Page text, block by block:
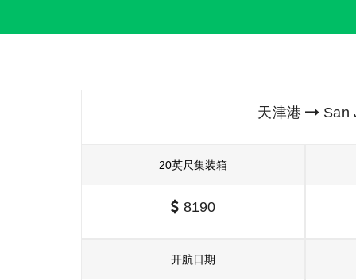
天津港 San
20英尺集装箱
8190
开航日期